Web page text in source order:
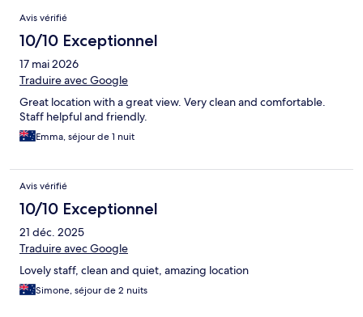
Avis
Avis vérifié
10/10 Exceptionnel
17 mai 2026
Traduire avec Google
Great location with a great view. Very clean and comfortable.
Staff helpful and friendly.
Emma, séjour de 1 nuit
Avis vérifié
10/10 Exceptionnel
21 déc. 2025
Traduire avec Google
Lovely staff, clean and quiet, amazing location
Simone, séjour de 2 nuits